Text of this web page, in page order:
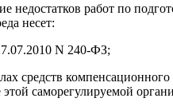
недостатков работ по
несет:
N 240-ФЗ;
средств
саморегулируемой